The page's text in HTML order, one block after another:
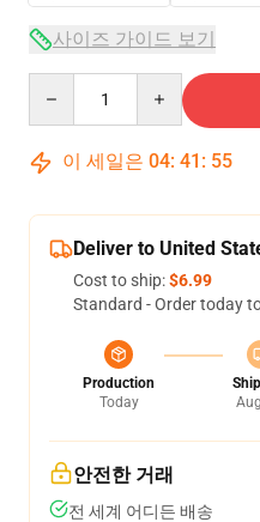
사이즈 가이드 보기
이 세일은 04: 41 : 54
Deliver to United
Cost to ship:$6.99
Standard - Order today
Production
Today
안전한 거래
전 세계 어디든 배송